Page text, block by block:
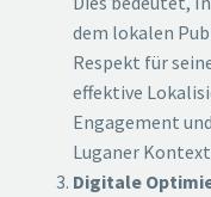
dem lokalen
Respekt für
effektive
Engagement
Luganer
Digitale